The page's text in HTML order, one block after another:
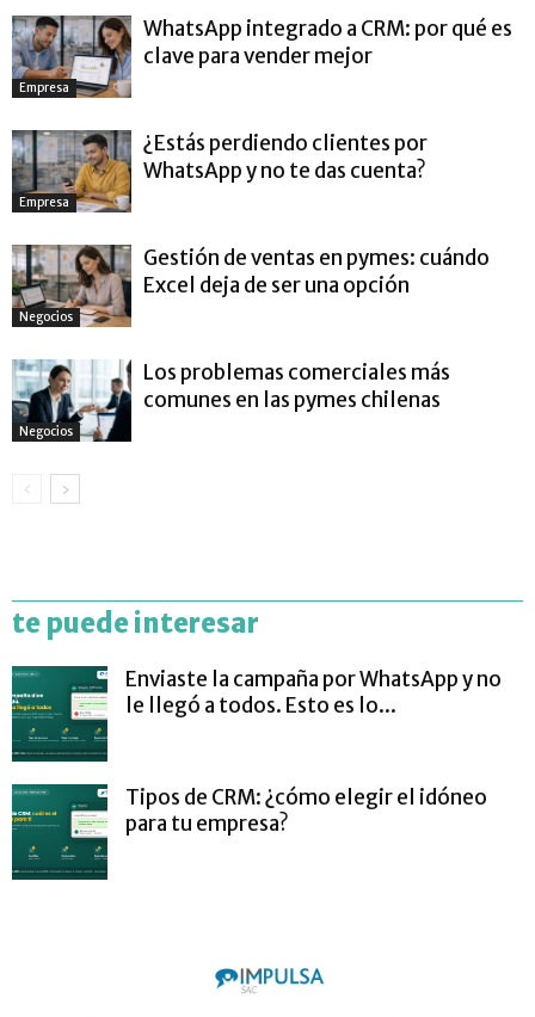
Empresa
WhatsApp integrado a CRM: por qué es
clave para vender mejor
Empresa
¿Estás perdiendo clientes por
WhatsApp y no te das cuenta?
Negocios
Gestión de ventas en pymes: cuándo
Excel deja de ser una opción
Negocios
Los problemas comerciales más
comunes en las pymes chilenas
te puede interesar
Enviaste la campaña por WhatsApp y no
le llegó a todos. Esto es lo...
Tipos de CRM: ¿cómo elegir el idóneo
para tu empresa?